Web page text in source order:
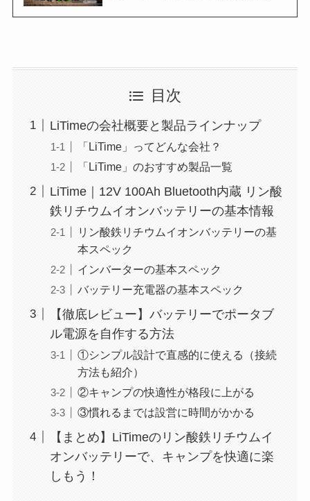
目次
LiTimeの会社概要と製品ラインナップ
「LiTime」ってどんな会社？
「LiTime」のおすすめ製品一覧
LiTime｜12V 100Ah Bluetooth内蔵 リン酸
鉄リチウムイオンバッテリーの基本情報
リン酸鉄リチウムイオンバッテリーの基
本スペック
インバーターの基本スペック
バッテリー充電器の基本スペック
【徹底レビュー】バッテリーでポータブ
ル電源を自作する方法
①シンプル設計で直感的に使える（接続
方法も紹介）
②キャンプの快適性が格段に上がる
③慣れるまでは設営に時間がかかる
【まとめ】LiTimeのリン酸鉄リチウムイ
オンバッテリーで、キャンプを快適に楽
しもう！